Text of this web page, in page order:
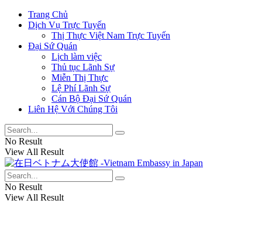
Trang Chủ
Dịch Vụ Trực Tuyến
Thị Thực Việt Nam Trực Tuyến
Đại Sứ Quán
Lịch làm việc
Thủ tục Lãnh Sự
Miễn Thị Thực
Lệ Phí Lãnh Sự
Cán Bộ Đại Sứ Quán
Liên Hệ Với Chúng Tôi
No Result
View All Result
No Result
View All Result